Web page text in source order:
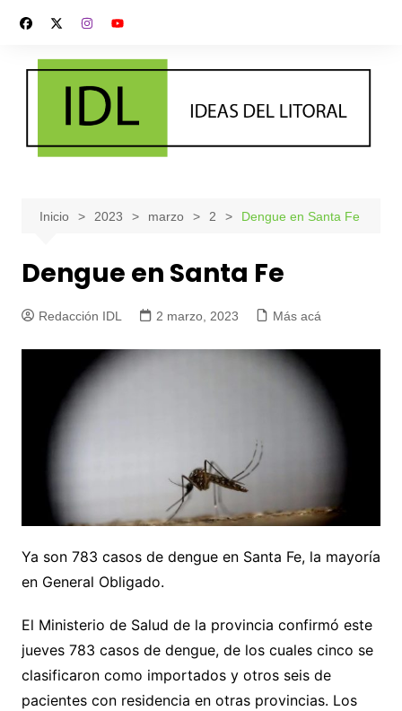
contenido
Inicio 2023 marzo 2 Dengue en Santa Fe
Dengue en Santa Fe
Redacción IDL 2 marzo, 2023 Más acá
Ya son 783 casos de dengue en Santa Fe, la mayoría
en General Obligado.
El Ministerio de Salud de la provincia confirmó este
jueves 783 casos de dengue, de los cuales cinco se
clasificaron como importados y otros seis de
pacientes con residencia en otras provincias. Los